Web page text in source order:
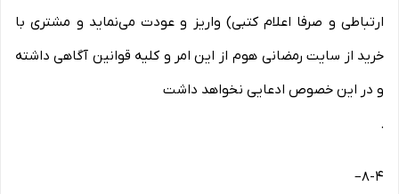
ارتباطی و صرفا اعلام کتبی) واریز و عودت می‌نماید و مشتری با
خرید از سایت رمضانی هوم از این امر و کلیه قوانین آگاهی داشته
و در این خصوص ادعایی نخواهد داشت
.
8-۴–